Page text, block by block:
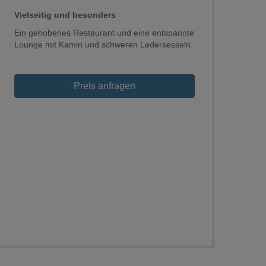
Vielseitig und besonders
Ein gehobenes Restaurant und eine entspannte
Lounge mit Kamin und schweren Ledersesseln.
Preis anfragen